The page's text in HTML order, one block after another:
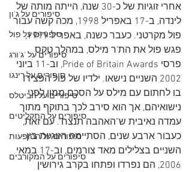
סיפורים על ג'ון
סיפורים על פול
סיפורים על 'ג'ורג
סיפורים על רינגו
סיפורים על הביטלס
סיפורים על התקליטים
סיפורים על ההופעות
סיפורים על המקורבים
אחרי זוגיות של כ-30 שנה, הייתה מותה של
לינדה, ב-17 באפריל 1998, מכה קשה עבור
פול מקרטני. כעבר כשנה, באפריל 1999,
פגש פול את הת'ר מילס, במהלך טקס
פרסי Pride of Britain Awards, וב-11 ביוני
2002 השניים נישאו. ילדיו של פול הפצירו
בו לחתום עם מילס על הסכם ממון לפני
נישואיהם, אך הוא סירב לכך בתוקף מתוך
עמדה נאיבית ש"האהבה תנצח". עם זאת,
כעבור ארבע שנים, הסתיימה הזוגיות בין
השניים בצלילים מאד צורמים, וב-17 במאי
2006, הם נפרדו ופתחו בקרב גירושין